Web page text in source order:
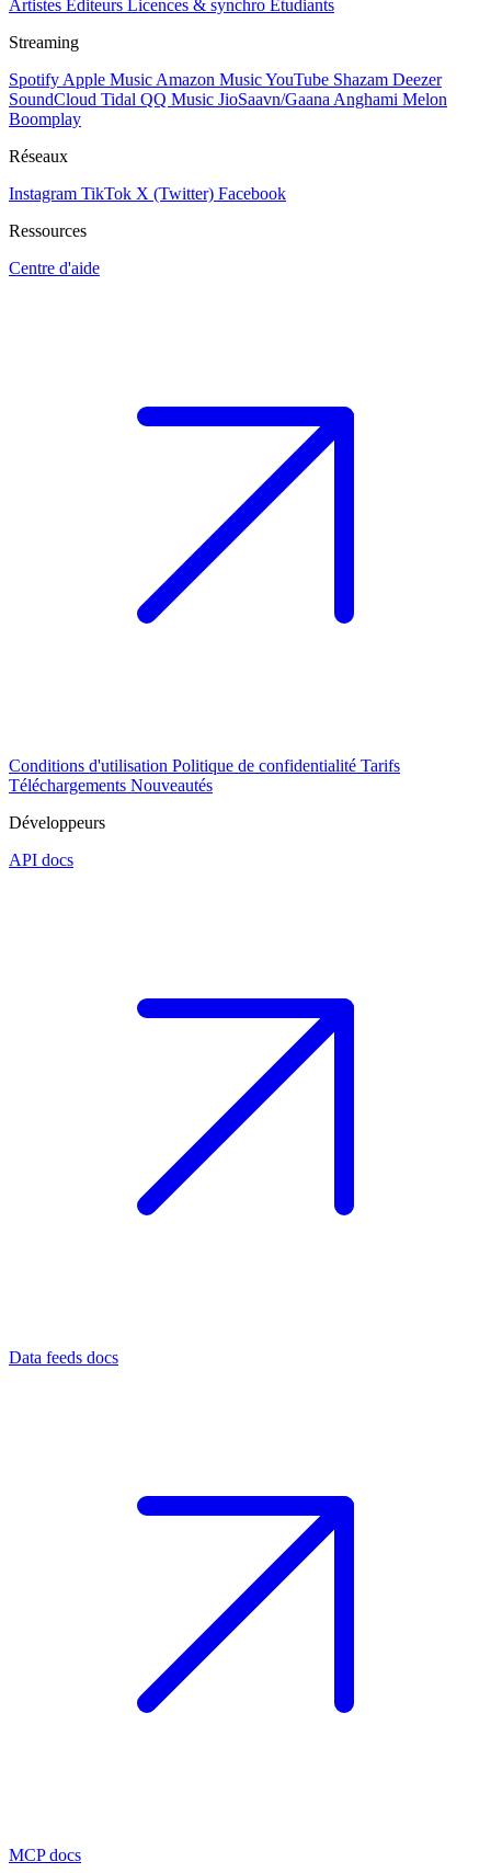
Artistes Éditeurs Licences & synchro Étudiants
Streaming
Spotify Apple Music Amazon MusicYouTube Shazam Deezer
SoundCloud Tidal QQ Music JioSaavn/Gaana Anghami Melon
Boomplay
Réseaux
Instagram TikTok X (Twitter) Facebook
Ressources
Centre d'aide
Conditions d'utilisation Politique de confidentialité Tarifs
Téléchargements Nouveautés
Développeurs
API docs
Data feeds docs
MCP docs